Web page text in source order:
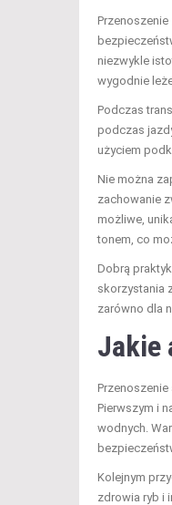
niezwykle
wygodnie
Podczas
podczas
użyciem
Nie można
zachowanie
możliwe,
tonem, co
Dobrą
skorzystania
zarówno dla
Jakie
Pierwszym i
wodnych.
Kolejnym
zdrowia ryb i